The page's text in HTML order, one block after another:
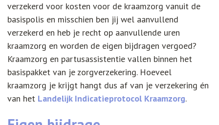
verzekerd voor kosten voor de kraamzorg vanuit de
basispolis en misschien ben jij wel aanvullend
verzekerd en heb je recht op aanvullende uren
kraamzorg en worden de eigen bijdragen vergoed?
Kraamzorg en partusassistentie vallen binnen het
basispakket van je zorgverzekering. Hoeveel
kraamzorg je krijgt hangt dus af van je verzekering én
van het Landelijk Indicatieprotocol Kraamzorg.